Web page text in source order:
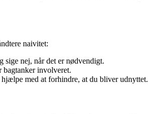
naivitet:
nej, når det er nødvendigt.
involveret.
med at forhindre, at du bliver udnyttet.